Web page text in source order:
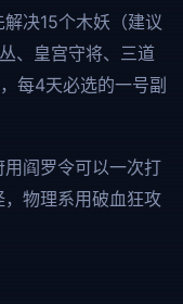
决15个木妖（建议
、皇宫守将、三道
每4天必选的一号副
阎罗令可以一次打
物理系用破血狂攻